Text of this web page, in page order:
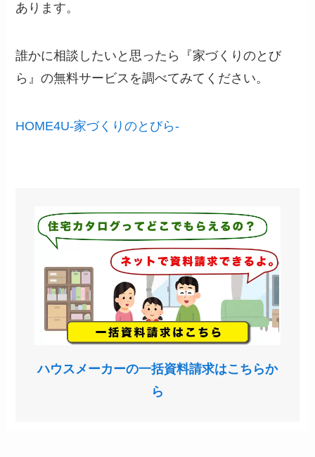
あります。
誰かに相談したいと思ったら『家づくりのとび
ら』の無料サービスを調べてみてください。
HOME4U-家づくりのとびら-
ハウスメーカーの一括資料請求はこちらか
ら